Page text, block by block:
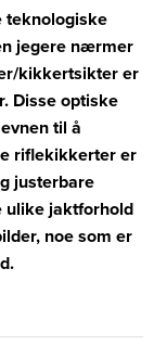
teknologiske
jegere nærmer
kikkertsikter er
Disse optiske
til å
riflekikkerter er
justerbare
ulike jaktforhold
noe som er
blitt svært
infrarøde